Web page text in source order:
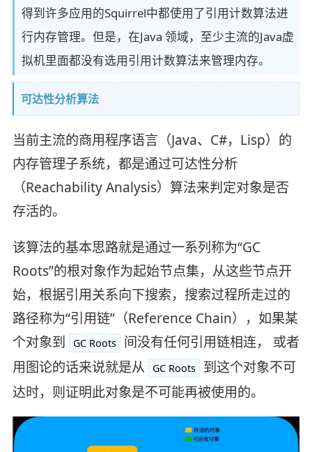
得到许多应用的Squirrel中都使用了引用计数算法进
行内存管理。但是，在Java 领域，至少主流的Java虚
拟机里面都没有选用引用计数算法来管理内存。
可达性分析算法
当前主流的商用程序语言（Java、C#，Lisp）的
内存管理子系统，都是通过可达性分析
（Reachability Analysis）算法来判定对象是否
存活的。
该算法的基本思路就是通过一系列称为“GC
Roots”的根对象作为起始节点集，从这些节点开
始，根据引用关系向下搜索，搜索过程所走过的
路径称为“引用链”（Reference Chain），如果某
个对象到
GC Roots
间没有任何引用链相连， 或者
用图论的话来说就是从
GC Roots
到这个对象不可
达时，则证明此对象是不可能再被使用的。